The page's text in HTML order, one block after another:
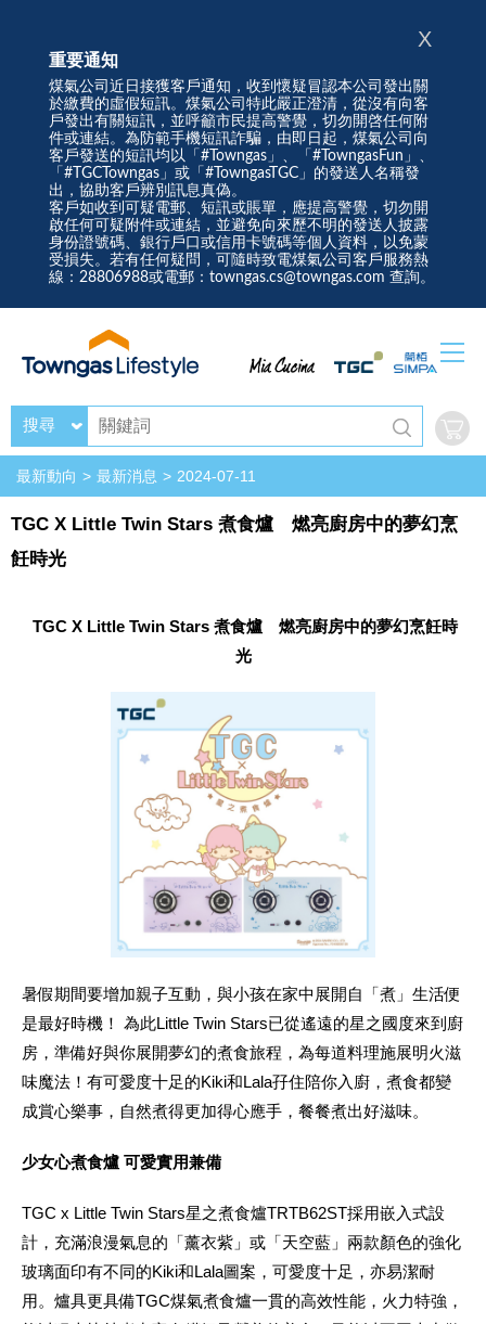
重要通知
煤氣公司近日接獲客戶通知，收到懷疑冒認本公司發出關
於繳費的虛假短訊。煤氣公司特此嚴正澄清，從沒有向客
戶發出有關短訊，並呼籲市民提高警覺，切勿開啓任何附
件或連結。為防範手機短訊詐騙，由即日起，煤氣公司向
客戶發送的短訊均以「#Towngas」、「#TowngasFun」、
「#TGCTowngas」或「#TowngasTGC」的發送人名稱發
出，協助客戶辨別訊息真偽。
客戶如收到可疑電郵、短訊或賬單，應提高警覺，切勿開
啟任何可疑附件或連結，並避免向來歷不明的發送人披露
身份證號碼、銀行戶口或信用卡號碼等個人資料，以免蒙
受損失。若有任何疑問，可隨時致電煤氣公司客戶服務熱
線：28806988或電郵：towngas.cs@towngas.com 查詢。
X
搜尋
最新動向 最新消息 2024-07-11
TGC X Little Twin Stars 煮食爐 燃亮廚房中的夢幻烹
飪時光
TGC X Little Twin Stars 煮食爐 燃亮廚房中的夢幻烹飪時
光
暑假期間要增加親子互動，與小孩在家中展開自「煮」生活便
是最好時機！ 為此Little Twin Stars已從遙遠的星之國度來到廚
房，準備好與你展開夢幻的煮食旅程，為每道料理施展明火滋
味魔法！有可愛度十足的Kiki和Lala孖住陪你入廚，煮食都變
成賞心樂事，自然煮得更加得心應手，餐餐煮出好滋味。
少女心煮食爐 可愛實用兼備
TGC x Little Twin Stars星之煮食爐TRTB62ST採用嵌入式設
計，充滿浪漫氣息的「薰衣紫」或「天空藍」兩款顏色的強化
玻璃面印有不同的Kiki和Lala圖案，可愛度十足，亦易潔耐
用。爐具更具備TGC煤氣煮食爐一貫的高效性能，火力特強，